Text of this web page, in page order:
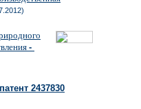
-
2437830